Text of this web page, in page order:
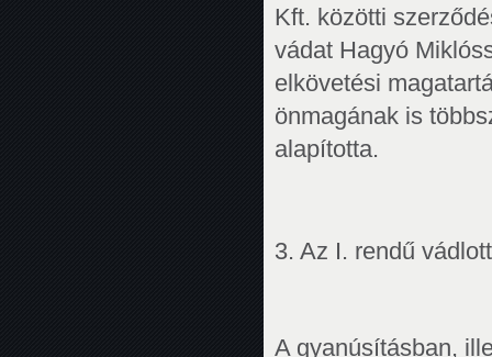
Kft. közötti
vádat Hagyó
elkövetési
önmagának is
alapította.
3. Az I. rendű
A gyanúsításban,